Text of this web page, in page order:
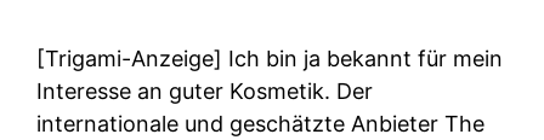
[Trigami-Anzeige] Ich bin ja bekannt für mein
Interesse an guter Kosmetik. Der
internationale und geschätzte Anbieter The